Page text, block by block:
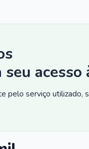
acesso
pelo serviço utilizado,